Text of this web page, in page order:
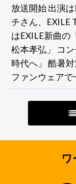
放送開始 出演
チさん、EXILE
はEXILE新曲の
松本孝弘」 コ
時代へ」 酷暑
ファンウェア
ワ